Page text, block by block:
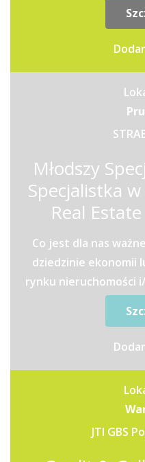
Młodszy
Specjalistka
Real
Co jest dla nas
dziedzinie ekonomii
rynku nieruchomości
JTI GBS